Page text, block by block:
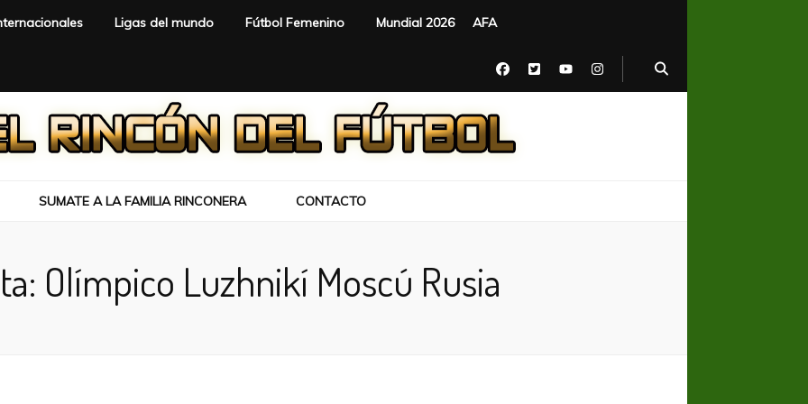
Ligas del mundo Fútbol Femenino Mundial 2026 AFA
SUMATE A LA FAMILIA RINCONERA CONTACTO
Olímpico Luzhnikí Moscú Rusia